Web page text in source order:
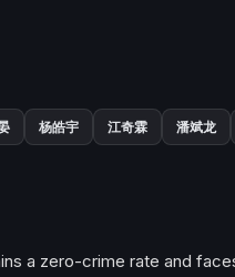
杨皓宇 江奇霖 潘斌龙
a zero-crime rate and